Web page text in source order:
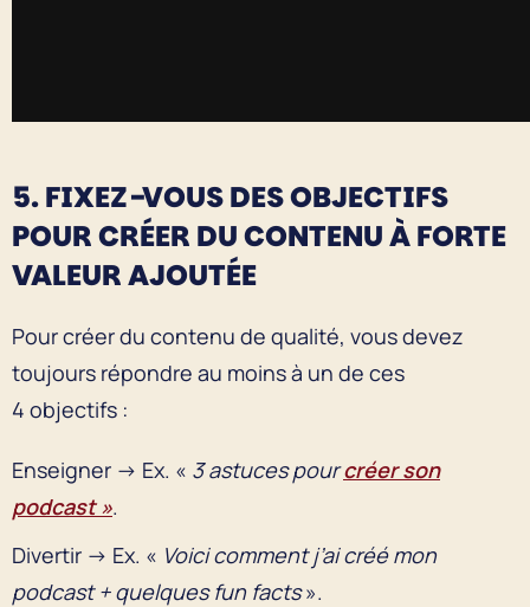
5. FIXEZ-VOUS DES OBJECTIFS
POUR CRÉER DU CONTENU À FORTE
VALEUR AJOUTÉE
Pour créer du contenu de qualité, vous devez
toujours répondre au moins à un de ces
4 objectifs :
Enseigner → Ex. « 3 astuces pourcréer son
podcast ».
Divertir → Ex. « Voici comment j’ai créé mon
podcast + quelques fun facts».